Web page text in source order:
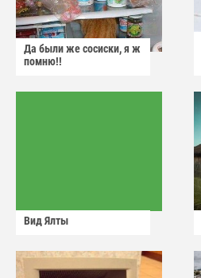
Да были же сосиски, я ж
помню!!
Вид Ялты